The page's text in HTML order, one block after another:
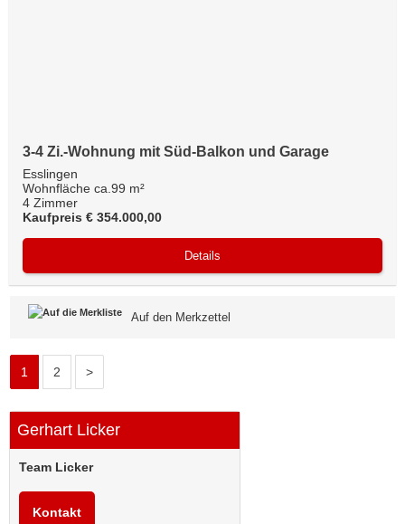
1 2 >
Auf den Merkzettel
3-4 Zi.-Wohnung mit Süd-Balkon und Garage
Esslingen
Wohnfläche ca.99 m²
4 Zimmer
Kaufpreis € 354.000,00
Details
Gerhart Licker
Team Licker
Kontakt